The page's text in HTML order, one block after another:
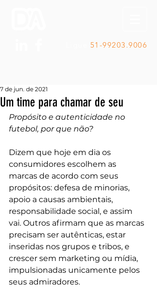
51-99203.9006
Um time para chamar de seu
7 de jun. de 2021
Propósito e autenticidade no
futebol, por que não?
Dizem que hoje em dia os
consumidores escolhem as
marcas de acordo com seus
propósitos: defesa de minorias,
apoio a causas ambientais,
responsabilidade social, e assim
vai. Outros afirmam que as marcas
precisam ser autênticas, estar
inseridas nos grupos e tribos, e
crescer sem marketing ou mídia,
impulsionadas unicamente pelos
seus admiradores.